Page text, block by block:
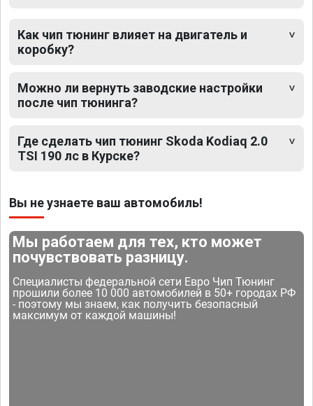
Как чип тюнинг влияет на двигатель и
коробку?
Можно ли вернуть заводские настройки
после чип тюнинга?
Где сделать чип тюнинг Skoda Kodiaq 2.0
TSI 190 лс в Курске?
Вы не узнаете ваш автомобиль!
Мы работаем для тех, кто может
почувствовать разницу.
Специалисты федеральной сети Евро Чип Тюнинг
прошили более 10 000 автомобилей в 50+ городах РФ
- поэтому мы знаем, как получить безопасный
максимум от каждой машины!